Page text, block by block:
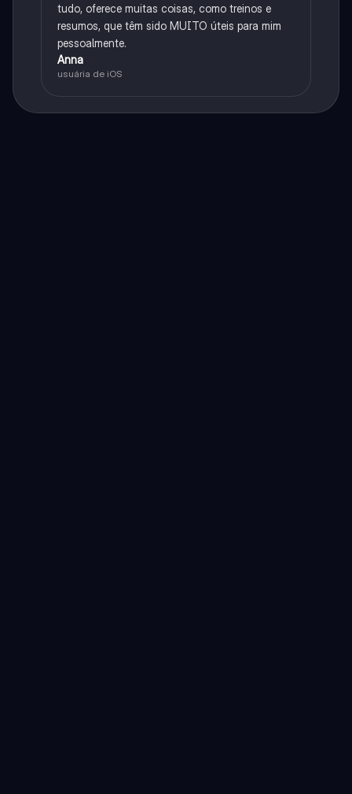
tudo, oferece muitas coisas, como treinos e
resumos, que têm sido MUITO úteis para mim
pessoalmente.
Anna
usuária de iOS